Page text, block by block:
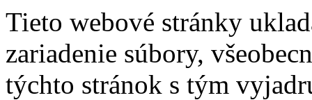
Tieto webové stránky
zariadenie súbory,
týchto stránok s tým